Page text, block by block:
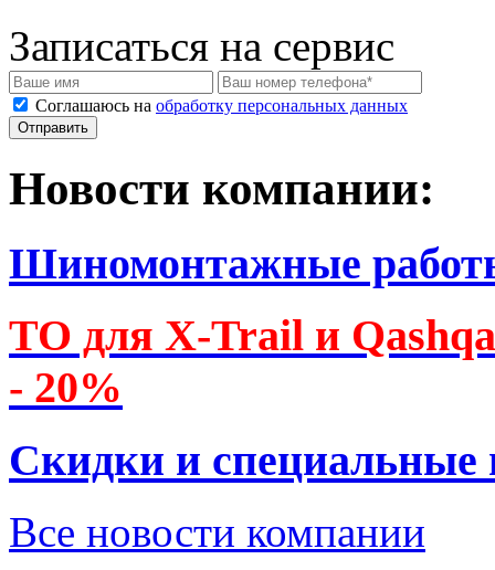
Записаться на сервис
Соглашаюсь на обработку персональных данных
Новости компании:
Шиномонтажные
ТО для X-Trail и
- 20%
Скидки и специальные
Все новости компании